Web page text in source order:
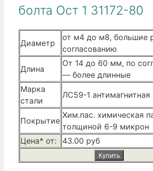
болта Ост 1 31172-80
Диаметр
от м4 до м8, большие
согласованию
Длина
От 14 до 60 мм, по
— более длинные
Марка
стали
ЛС59-1 антимагнитная
Покрытие
Хим.пас. химическая
толщиной 6-9 микрон
Цена* от:
43.00 руб
Купить